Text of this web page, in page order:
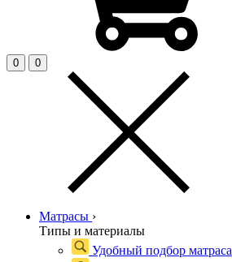
0 0
Матрасы ›
Типы и материалы
Удобный подбор матраса